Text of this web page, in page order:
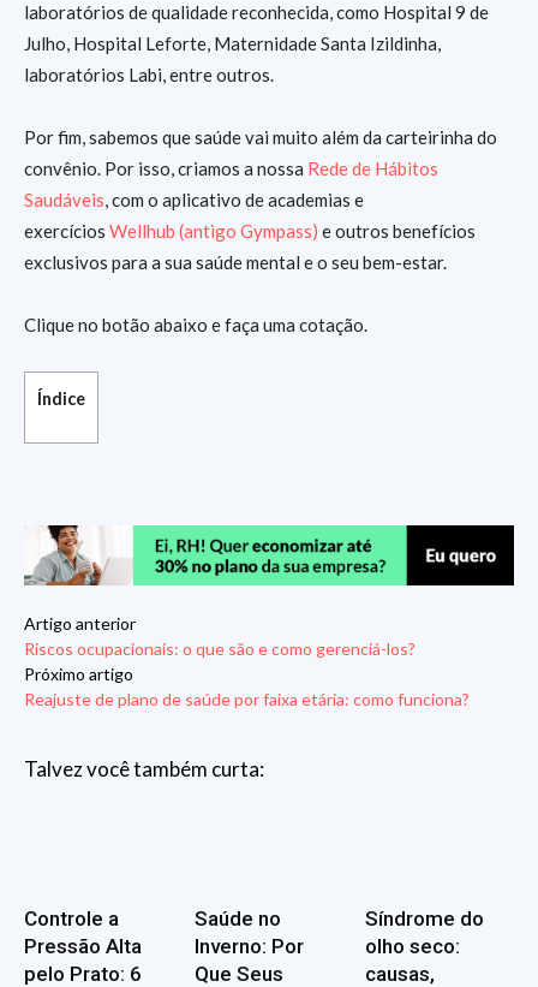
laboratórios de qualidade reconhecida, como Hospital 9 de
Julho, Hospital Leforte, Maternidade Santa Izildinha,
laboratórios Labi, entre outros.
Por fim, sabemos que saúde vai muito além da carteirinha do
convênio. Por isso, criamos a nossa Rede de Hábitos
Saudáveis, com o aplicativo de academias e
exercícios Wellhub (antigo Gympass) e outros benefícios
exclusivos para a sua saúde mental e o seu bem-estar.
Clique no botão abaixo e faça uma cotação.
Índice
Artigo anterior
Riscos ocupacionais: o que são e como gerenciá-los?
Próximo artigo
Reajuste de plano de saúde por faixa etária: como funciona?
Talvez você também curta:
Controle a
Pressão Alta
pelo Prato: 6
Saúde no
Inverno: Por
Que Seus
Síndrome do
olho seco:
causas,